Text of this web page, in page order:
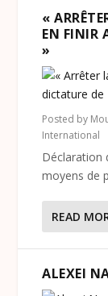
«
EN FINIR
»
Posted by
International
Déclaration
moyens de
READ
ALEXEI